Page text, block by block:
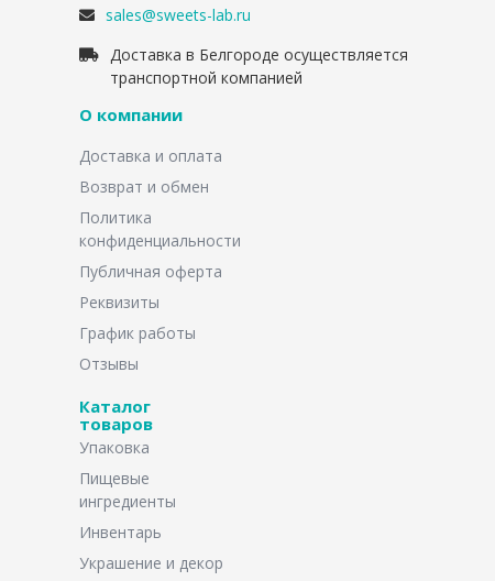
sales@sweets-lab.ru
Доставка в Белгороде осуществляется
транспортной компанией
О компании
Доставка и оплата
Возврат и обмен
Политика
конфиденциальности
Публичная оферта
Реквизиты
График работы
Отзывы
Каталог
товаров
Упаковка
Пищевые
ингредиенты
Инвентарь
Украшение и декор